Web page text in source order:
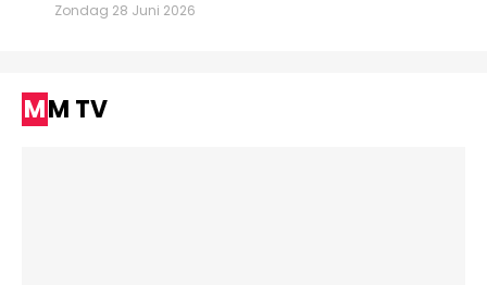
Zondag 28 Juni 2026
MM TV